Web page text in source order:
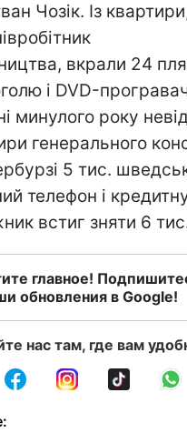
Чозік. Із
вкрали 24
і DVD-
минулого року
генерального
5 тис.
телефон і
встиг зняти 6
главное!
обновления в Google!
нас там, где вам